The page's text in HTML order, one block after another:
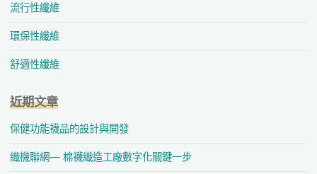
流行性纖維
環保性纖維
舒適性纖維
近期文章
保健功能襪品的設計與開發
織機聯網— 棉襪織造工廠數字化關鍵一步